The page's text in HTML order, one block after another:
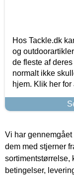
Hos Tackle.dk
og
de fleste af
normalt ikke
hjem. Klik her
Vi har
dem med stjerner
sortimentstørrelse,
betingelser,